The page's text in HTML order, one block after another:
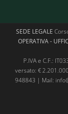
SEDE LEGALE
OPERATIVA -
P.IVA e C.F.:
versato: €
948843 | Mail: